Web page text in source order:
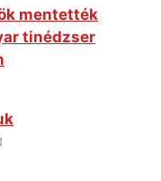
mentették
tinédzser